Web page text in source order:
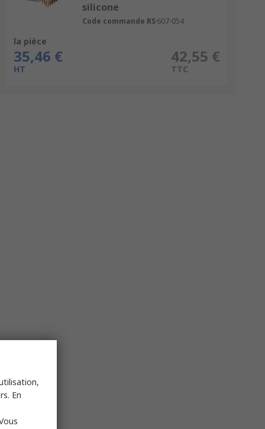
silicone
Code commande RS607-054
la pièce
35,46 €
HT
42,55 €
TTC
En